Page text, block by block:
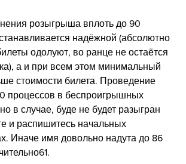
розыгрыша вплоть до 90
надёжной (абсолютно
одолуют, во ранце не остаётся
а и при всем этом минимальный
стоимости билета. Проведение
процессов в беспроигрышных
в случае, буде не будет разыгран
и распишитесь начальных
Иначе имя довольно надута до 86